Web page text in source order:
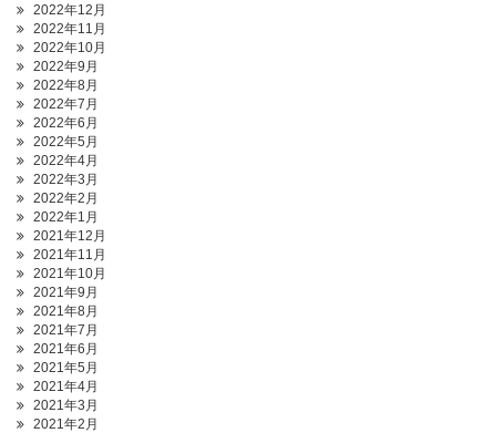
2022年12月
2022年11月
2022年10月
2022年9月
2022年8月
2022年7月
2022年6月
2022年5月
2022年4月
2022年3月
2022年2月
2022年1月
2021年12月
2021年11月
2021年10月
2021年9月
2021年8月
2021年7月
2021年6月
2021年5月
2021年4月
2021年3月
2021年2月